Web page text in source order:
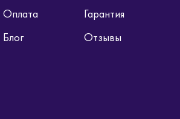
Оплата
Гарантия
Блог Отзывы